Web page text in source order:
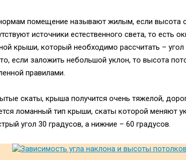
помещение называют жилым, если высота
источники естественного света, то есть
крыши, который необходимо рассчитать – угол
если заложить небольшой уклон, то высота
правилами.
скаты, крыша получится очень тяжелой,
ломанный тип крыши, скаты которой меняют
угол 30 градусов, а нижние – 60 градусов.